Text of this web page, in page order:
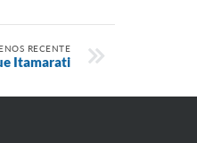
RECENTE
Itamarati